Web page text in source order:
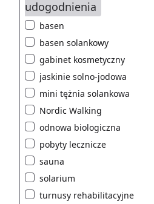
udogodnienia
basen
basen solankowy
gabinet kosmetyczny
jaskinie solno-jodowa
mini tężnia solankowa
Nordic Walking
odnowa biologiczna
pobyty lecznicze
sauna
solarium
turnusy rehabilitacyjne